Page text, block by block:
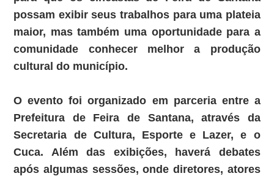
possam exibir seus trabalhos para uma plateia
maior, mas também uma oportunidade para a
comunidade conhecer melhor a produção
cultural do município.
O evento foi organizado em parceria entre a
Prefeitura de Feira de Santana, através da
Secretaria de Cultura, Esporte e Lazer, e o
Cuca. Além das exibições, haverá debates
após algumas sessões, onde diretores, atores